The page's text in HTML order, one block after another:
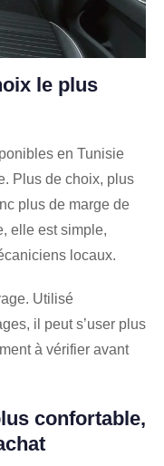
le plus
en Tunisie
Plus de choix, plus
plus de marge de
elle est simple,
locaux.
Utilisé
il peut s’user plus
à vérifier avant
confortable,